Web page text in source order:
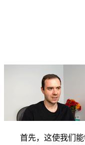
首先，这使我们能